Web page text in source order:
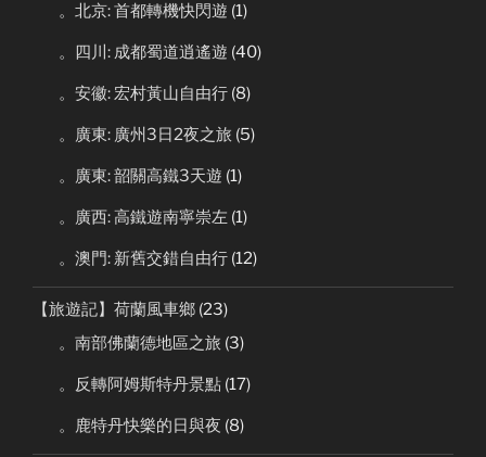
。北京: 首都轉機快閃遊 (1)
。四川: 成都蜀道逍遙遊 (40)
。安徽: 宏村黃山自由行 (8)
。廣東: 廣州3日2夜之旅 (5)
。廣東: 韶關高鐵3天遊 (1)
。廣西: 高鐵遊南寧崇左 (1)
。澳門: 新舊交錯自由行 (12)
【旅遊記】荷蘭風車鄉 (23)
。南部佛蘭德地區之旅 (3)
。反轉阿姆斯特丹景點 (17)
。鹿特丹快樂的日與夜 (8)